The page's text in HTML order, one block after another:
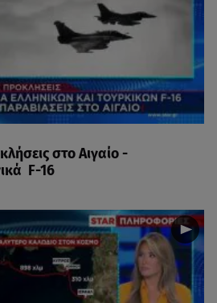
στο Αιγαίο -
F-16